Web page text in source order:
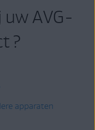
AVG-
?
apparaten